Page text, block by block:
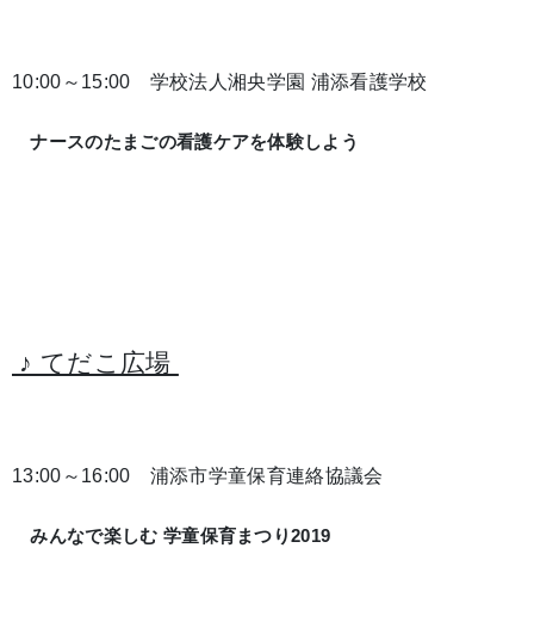
10:00～15:00 学校法人湘央学園 浦添看護学校
ナースのたまごの看護ケアを体験しよう
♪ てだこ広場
13:00～16:00 浦添市学童保育連絡協議会
みんなで楽しむ 学童保育まつり2019